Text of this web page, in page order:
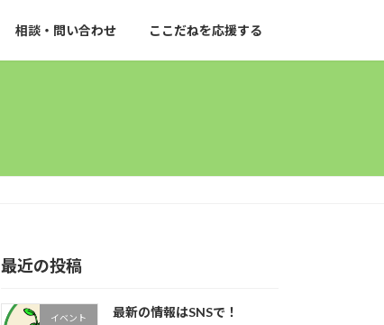
相談・問い合わせ ここだねを応援する
最近の投稿
イベント 最新の情報はSNSで！